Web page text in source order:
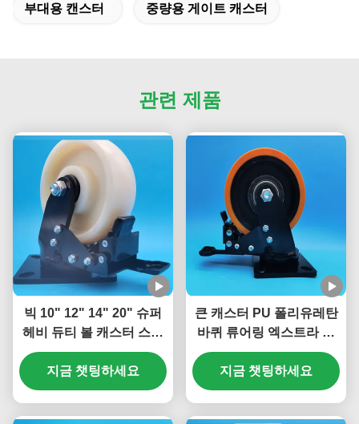
부대용 캔스터 중량용 게이트 캐스터
관련 제품
빅 10" 12" 14" 20" 슈퍼
헤비 듀티 볼 캐스터 스틸
브레이크 나일론 휠 베어
링 포함 싱글 6" 캐스터 조
립 라인
지금 챗팅하세요
큰 캐스터 PU 폴리유레탄
바퀴 류어링 엑스트라 헤
비 듀티 볼 캐스터 8 "플릿
캐스터 이동 중량 게이트
바퀴
지금 챗팅하세요